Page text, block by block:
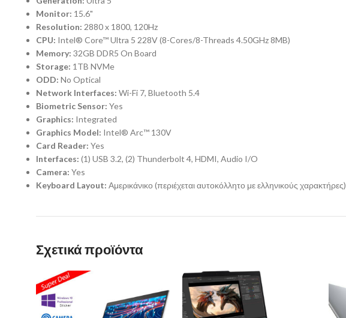
Monitor: 15.6"
Resolution: 2880 x 1800, 120Hz
CPU: Intel® Core™ Ultra 5 228V (8-Cores/8-Threads 4.50GHz 8MB)
Memory: 32GB DDR5 On Board
Storage: 1TB NVMe
ODD: No Optical
Network Interfaces: Wi-Fi 7, Bluetooth 5.4
Biometric Sensor: Yes
Graphics: Integrated
Graphics Model: Intel® Arc™ 130V
Card Reader: Yes
Interfaces: (1) USB 3.2, (2) Thunderbolt 4, HDMI, Audio I/O
Camera: Yes
Keyboard Layout: Αμερικάνικο (περιέχεται αυτοκόλλητο με ελληνικούς χαρακτήρες)
Σχετικά προϊόντα